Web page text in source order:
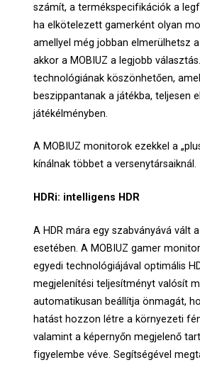
számít, a termékspecifikációk a
ha elkötelezett gamerként olyan
amellyel még jobban elmerülhetsz
akkor a MOBIUZ a legjobb
technológiának köszönhetően,
beszippantanak a játékba, teljesen
játékélményben.
A MOBIUZ monitorok ezekkel a
kínálnak többet a versenytársaiknál.
HDRi: intelligens HDR
A HDR mára egy szabványává vált
esetében. A MOBIUZ gamer
egyedi technológiájával optimális
megjelenítési teljesítményt valósít
automatikusan beállítja önmagát,
hatást hozzon létre a környezeti
valamint a képernyőn megjelenő
figyelembe véve. Segítségével